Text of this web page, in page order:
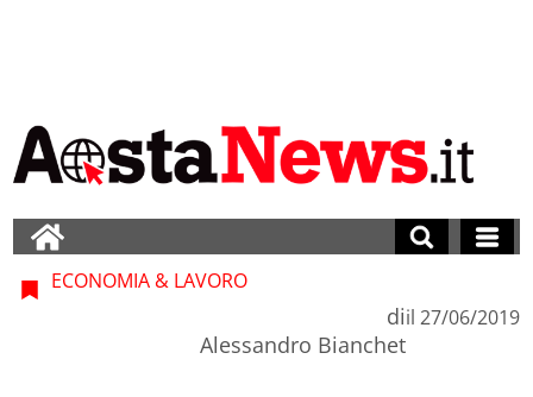
ECONOMIA & LAVORO
di
Alessandro Bianchet
il 27/06/2019